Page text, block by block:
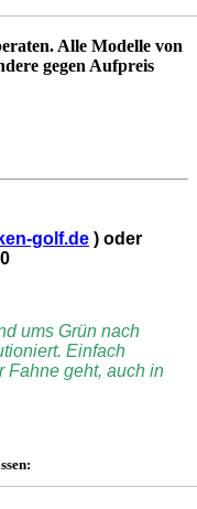
Alle Modelle von
gegen Aufpreis
golf.de ) oder
ums Grün nach
Einfach
Fahne geht, auch in